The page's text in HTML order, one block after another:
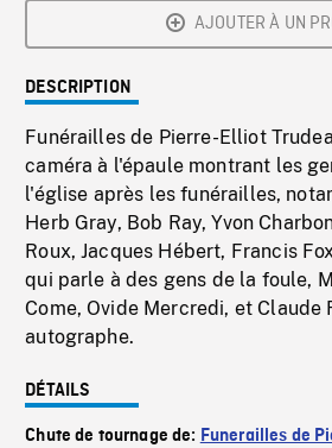
AJOUTER À UN
DESCRIPTION
Funérailles de Pierre-Elliot
caméra à l'épaule montrant les
l'église après les funérailles,
Herb Gray, Bob Ray, Yvon
Roux, Jacques Hébert, Francis
qui parle à des gens de la foule,
Come, Ovide Mercredi, et Claude
autographe.
DÉTAILS
Chute de tournage de: Funerailles de